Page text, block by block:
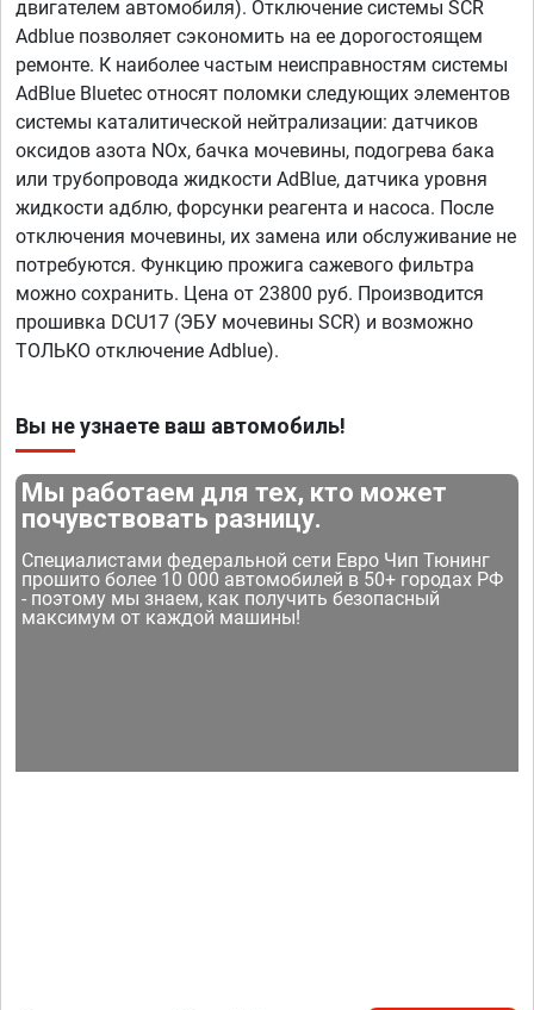
двигателем автомобиля). Отключение системы SCR
Adblue позволяет сэкономить на ее дорогостоящем
ремонте. К наиболее частым неисправностям системы
AdBlue Bluetec относят поломки следующих элементов
системы каталитической нейтрализации: датчиков
оксидов азота NOx, бачка мочевины, подогрева бака
или трубопровода жидкости AdBlue, датчика уровня
жидкости адблю, форсунки реагента и насоса. После
отключения мочевины, их замена или обслуживание не
потребуются. Функцию прожига сажевого фильтра
можно сохранить. Цена от 23800 руб. Производится
прошивка DCU17 (ЭБУ мочевины SCR) и возможно
ТОЛЬКО отключение Adblue).
Вы не узнаете ваш автомобиль!
Мы работаем для тех, кто может
почувствовать разницу.
Специалистами федеральной сети Евро Чип Тюнинг
прошито более 10 000 автомобилей в 50+ городах РФ
- поэтому мы знаем, как получить безопасный
максимум от каждой машины!